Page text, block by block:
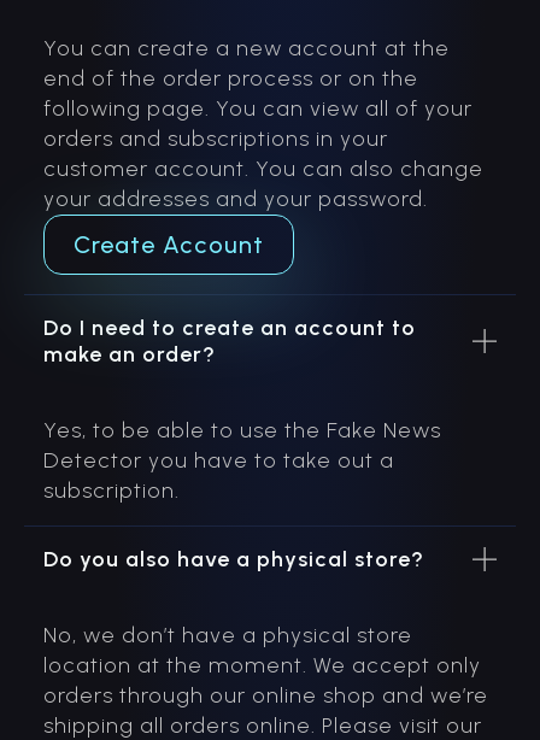
You can create a new account at the
end of the order process or on the
following page. You can view all of your
orders and subscriptions in your
customer account. You can also change
your addresses and your password.
Create Account
Do I need to create an account to
make an order?
Yes, to be able to use the Fake News
Detector you have to take out a
subscription.
Do you also have a physical store?
No, we don’t have a physical store
location at the moment. We accept only
orders through our online shop and we’re
shipping all orders online. Please visit our